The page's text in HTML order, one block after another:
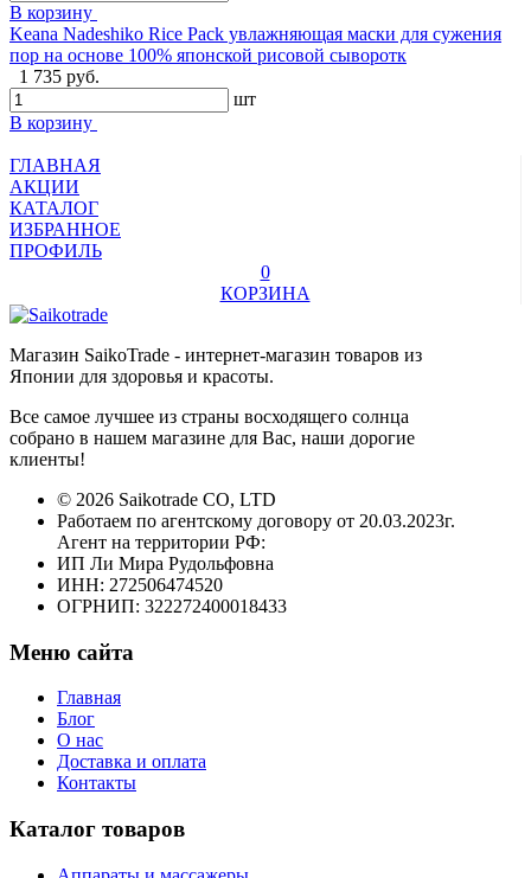
В корзину
Keana Nadeshiko Rice Pack увлажняющая маски для сужения
пор на основе 100% японской рисовой сыворотк
1 735 руб.
шт
В корзину
ГЛАВНАЯ
АКЦИИ
КАТАЛОГ
ИЗБРАННОЕ
ПРОФИЛЬ
0
КОРЗИНА
Магазин SaikoTrade - интернет-магазин товаров из
Японии для здоровья и красоты.
Все самое лучшее из страны восходящего солнца
собрано в нашем магазине для Вас, наши дорогие
клиенты!
© 2026 Saikotrade CO, LTD
Работаем по агентскому договору от 20.03.2023г.
Агент на территории РФ:
ИП Ли Мира Рудольфовна
ИНН: 272506474520
ОГРНИП: 322272400018433
Меню сайта
Главная
Блог
О нас
Доставка и оплата
Контакты
Каталог товаров